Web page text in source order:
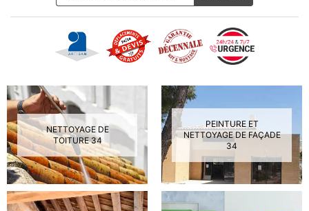
NETTOYAGE DE
TOITURE 34
PEINTURE ET
NETTOYAGE DE FAÇADE
34